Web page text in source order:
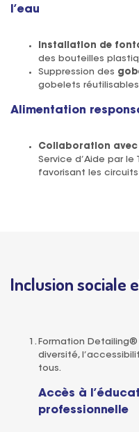
l’eau
Installation de
des bouteilles
Suppression des
gobelets
Alimentation
Collaboration avec
Service d’Aide par le
favorisant les
Inclusion sociale
Formation
diversité,
tous.
Accès à
professionnelle